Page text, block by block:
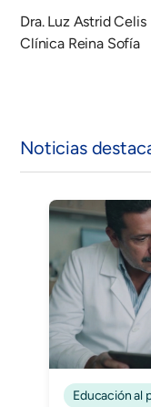
Dra. Luz Astrid Celis
Clínica Reina Sofía
Noticias
Educación al